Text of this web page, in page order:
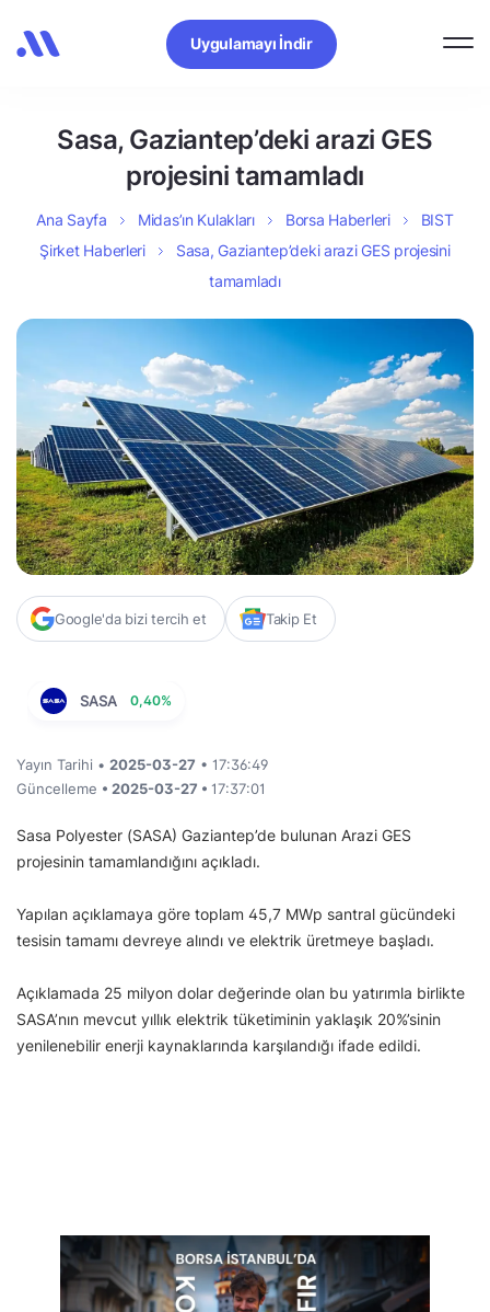
Uygulamayı İndir
Sasa, Gaziantep’deki arazi GES
projesini tamamladı
Ana Sayfa Midas’ın Kulakları Borsa Haberleri
BIST
Şirket Haberleri
Sasa, Gaziantep’deki arazi GES projesini
tamamladı
Google'da bizi tercih et Takip Et
SASA 0,40%
Yayın Tarihi • 2025-03-27 • 17:36:49
Güncelleme • 2025-03-27 • 17:37:01
Sasa Polyester (SASA) Gaziantep’de bulunan Arazi GES
projesinin tamamlandığını açıkladı.
Yapılan açıklamaya göre toplam 45,7 MWp santral gücündeki
tesisin tamamı devreye alındı ve elektrik üretmeye başladı.
Açıklamada 25 milyon dolar değerinde olan bu yatırımla birlikte
SASA’nın mevcut yıllık elektrik tüketiminin yaklaşık 20%’sinin
yenilenebilir enerji kaynaklarında karşılandığı ifade edildi.